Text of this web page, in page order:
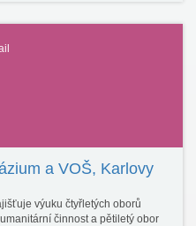
a VOŠ, Karlovy
výuku čtyřletých oborů
činnost a pětiletý obor